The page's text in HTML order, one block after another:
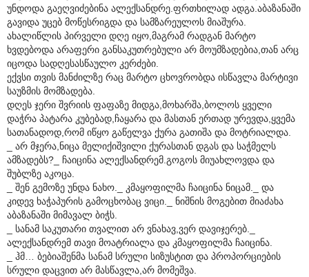
უნდოდა გაეღვიძებინა ალექსანდრე.ფრთხილად ადგა.აბაზანაში
გავიდა უცებ მოწესრიგდა და სამზარეულოს მიაშურა.
ახალიწლის პირველი დღე იყო,მაგრამ რადგან მარტო
ხვდებოდა არაფერი განსაკუთრებული არ მოუმზადებია,თან არც
იცოდა სადღესასწაულო კერძები.
ექვსი თვის მანძილზე რაც მარტო ცხოვრობდა ისწავლა მარტივი
საუზმის მომზადება.
დღეს ჯერი შვრიის ფაფაზე მიდგა,მოხარშა,ბოლოს ყველი
დაჭრა პატარა კუბებად,ჩაყარა და მასთან ერთად ურევდა,ყვემა
სათანადოდ,რომ იწყო გაწელვა ქურა გათიშა და მოტრიალდა.
_ არ მჯერა,ნიცა მელიქიშვილი ქურასთან დგას და საჭმელს
ამზადებს?_ ჩაიცინა ალექსანდრემ.გოგოს მიუახლოვდა და
შუბლზე აკოცა.
_ შენ გემოზე უნდა ნახო._ კმაყოფილმა ჩაიცინა ნიცამ._ და
კიდევ ხაჭაპურის გამოცხობაც ვიცი._ ნიშნის მოგებით მიაძახა
აბაზანაში მიმავალ ბიჭს.
_ სანამ საკუთარი თვალით არ ვნახავ,ვერ დავიჯერებ._
ალექსანდრემ თავი მოატრიალა და კმაყოფილმა ჩაიცინა.
_ ჰმ… ბებიაშენმა სანამ სრული სიზუსტით და პროპორციების
სრული დაცვით არ მასწავლა,არ მომეშვა.